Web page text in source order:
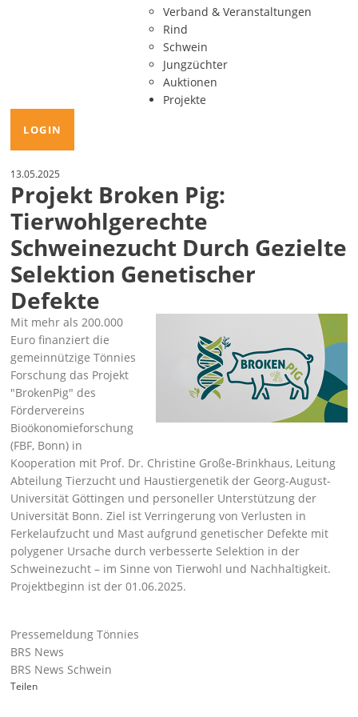
Verband & Veranstaltungen
Rind
Schwein
Jungzüchter
Auktionen
Projekte
LOGIN
13.05.2025
Projekt Broken Pig:
Tierwohlgerechte
Schweinezucht Durch Gezielte
Selektion Genetischer
Defekte
Mit mehr als 200.000
Euro finanziert die
gemeinnützige Tönnies
Forschung das Projekt
BrokenPig des
Fördervereins
Bioökonomieforschung
(FBF, Bonn) in
Kooperation mit Prof. Dr. Christine Große-Brinkhaus, Leitung
Abteilung Tierzucht und Haustiergenetik der Georg-August-
Universität Göttingen und personeller Unterstützung der
Universität Bonn. Ziel ist Verringerung von Verlusten in
Ferkelaufzucht und Mast aufgrund genetischer Defekte mit
polygener Ursache durch verbesserte Selektion in der
Schweinezucht – im Sinne von Tierwohl und Nachhaltigkeit.
Projektbeginn ist der 01.06.2025.
Pressemeldung Tönnies
BRS News
BRS News Schwein
Teilen